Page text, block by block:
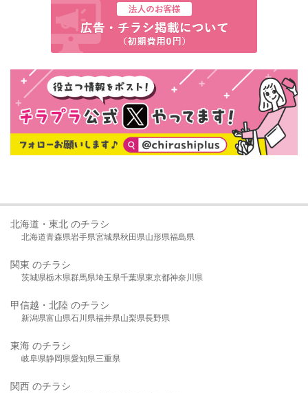
北海道・東北 のチラシ
北海道青森県岩手県宮城県秋田県山形県福島県
関東 のチラシ
茨城県栃木県群馬県埼玉県千葉県東京都神奈川県
甲信越・北陸 のチラシ
新潟県富山県石川県福井県山梨県長野県
東海 のチラシ
岐阜県静岡県愛知県三重県
関西 のチラシ